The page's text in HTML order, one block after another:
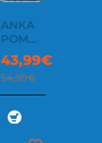
ANKA
POMPON
MU
43,99€
54,99€